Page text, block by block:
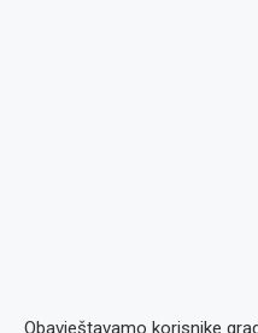
Obavještavamo korisnike